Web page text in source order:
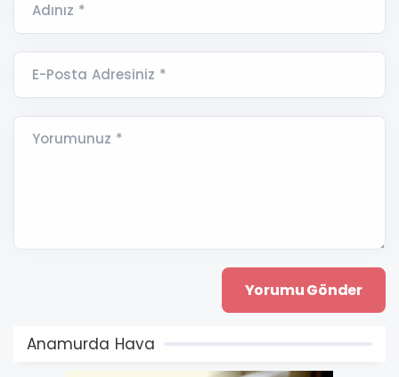
Adınız *
E-Posta Adresiniz *
Yorumunuz *
Anamurda Hava